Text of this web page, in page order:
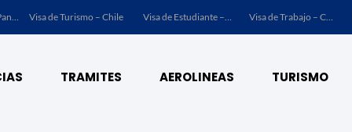
Visa de Turismo – Panamá Visa de Turismo – Chile Visa de Estudiante – Chile Visa de Trabajo – Chile
TRAMITES AEROLINEAS TURISMO